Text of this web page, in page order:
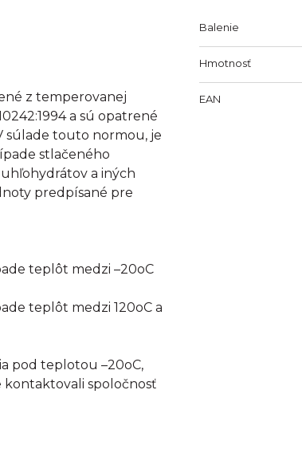
z temperovanej
a sú opatrené
súlade touto normou, je
stlačeného
a iných
predpísané pre
teplôt medzi –20oC
teplôt medzi 120oC a
pod teplotou –20oC,
spoločnosť
Balenie
Hmotnosť
EAN